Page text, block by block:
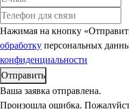
Нажимая на кнопку
обработку персональных
конфиденциальности
Ваша заявка отправлена.
Произошла ошибка.